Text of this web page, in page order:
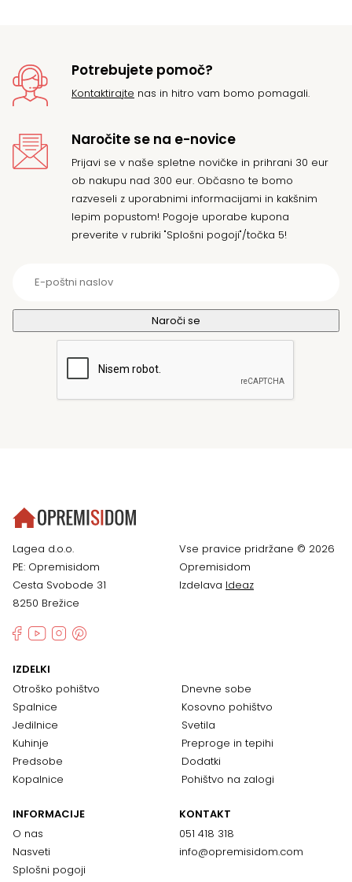
Potrebujete pomoč?
Kontaktirajte nas in hitro vam bomo pomagali.
Naročite se na e-novice
Prijavi se v naše spletne novičke in prihrani 30 eur
ob nakupu nad 300 eur. Občasno te bomo
razveseli z uporabnimi informacijami in kakšnim
lepim popustom! Pogoje uporabe kupona
preverite v rubriki "Splošni pogoji"/točka 5!
Lagea d.o.o.
PE: Opremisidom
Cesta Svobode 31
8250 Brežice
Vse pravice pridržane © 2026
Opremisidom
Izdelava Ideaz
IZDELKI
Otroško pohištvo
Spalnice
Jedilnice
Kuhinje
Predsobe
Kopalnice
Dnevne sobe
Kosovno pohištvo
Svetila
Preproge in tepihi
Dodatki
Pohištvo na zalogi
INFORMACIJE
O nas
Nasveti
Splošni pogoji
KONTAKT
051 418 318
info@opremisidom.com